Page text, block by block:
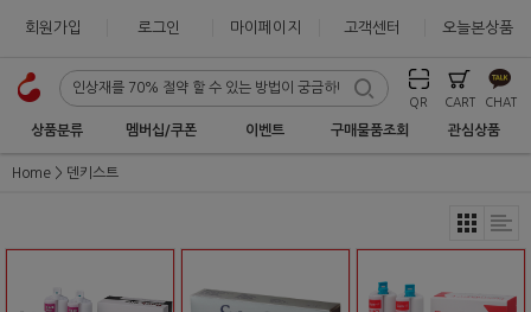
회원가입 로그인 마이페이지 고객센터 오늘본상품
QR CART CHAT
상품분류 멤버십/쿠폰 이벤트 구매물품조회 관심상품
Home 덴키스트